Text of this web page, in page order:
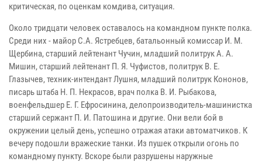
критическая, по оценкам комдива, ситуация.
Около тридцати человек оставалось на командном пункте полка.
Среди них - майор С.А. Ястребцев, батальонный комиссар И. М.
Щербина, старший лейтенант Чучин, младший политрук А. А.
Мишин, старший лейтенант П. Я. Чуфистов, политрук В. Е.
Глазычев, техник-интендант Лушня, младший политрук Кононов,
писарь штаба Н. П. Некрасов, врач полка В. И. Рыбакова,
военфельдшер Е. Г. Ефросинина, делопроизводитель-машинистка
старший сержант П. И. Патошина и другие. Они вели бой в
окружении целый день, успешно отражая атаки автоматчиков. К
вечеру подошли вражеские танки. Из пушек открыли огонь по
командному пункту. Вскоре были разрушены наружные